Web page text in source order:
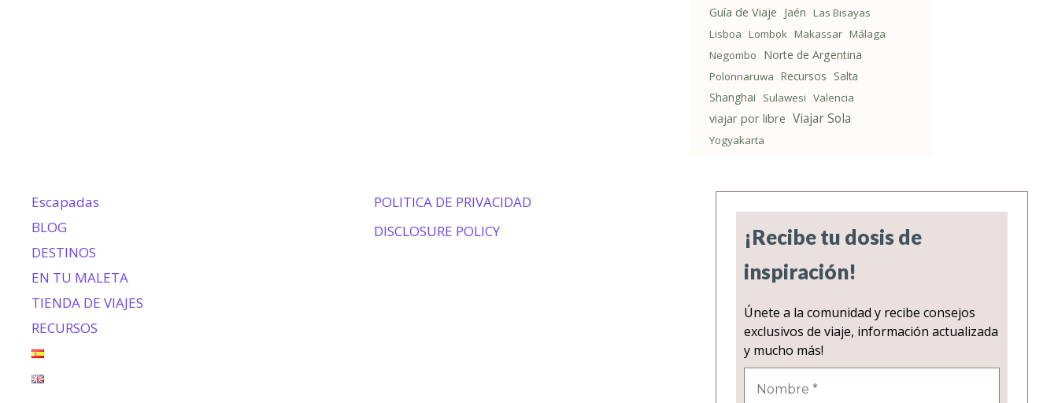
Guía de Viaje Jaén Las Bisayas
Lisboa Lombok Makassar Málaga
Negombo
Norte de Argentina
Polonnaruwa Recursos Salta
Shanghai
Sulawesi Valencia
viajar por libre Viajar Sola
Yogyakarta
Escapadas
BLOG
DESTINOS
EN TU MALETA
TIENDA DE VIAJES
RECURSOS
POLITICA DE PRIVACIDAD
DISCLOSURE POLICY
¡Recibe tu dosis de
inspiración!
Únete a la comunidad y recibe consejos
exclusivos de viaje, información actualizada
y mucho más!